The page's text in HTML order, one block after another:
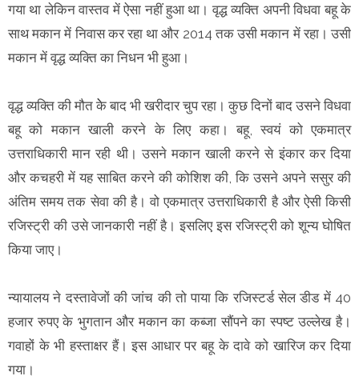
गया था लेकिन वास्तव में ऐसा नहीं हुआ था। वृद्ध व्यक्ति अपनी विधवा बहू के
साथ मकान में निवास कर रहा था और 2014 तक उसी मकान में रहा। उसी
मकान में वृद्ध व्यक्ति का निधन भी हुआ।
वृद्ध व्यक्ति की मौत केे बाद भी खरीदार चुप रहा। कुछ दिनों बाद उसने विधवा
बहू को मकान खाली करने के लिए कहा। बहू, स्वयं को एकमात्र
उत्तराधिकारी मान रही थी। उसने मकान खाली करने से इंकार कर दिया
और कचहरी में यह साबित करने की कोशिश की, कि उसने अपने ससुर की
अंतिम समय तक सेवा की है। वो एकमात्र उत्तराधिकारी है और ऐसी किसी
रजिस्ट्री की उसे जानकारी नहीं है। इसलिए इस रजिस्ट्री को शून्य घोषित
किया जाए।
न्यायालय ने दस्तावेजों की जांच की तो पाया कि रजिस्टर्ड सेल डीड में 40
हजार रुपए के भुगतान और मकान का कब्जा सौंपने का स्पष्ट उल्लेख है।
गवाहों के भी हस्ताक्षर हैं। इस आधार पर बहू के दावे को खारिज कर दिया
गया।